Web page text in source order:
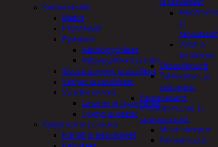
ja
Viilat ja
teräketjut
Oksasilppurit
Tukkisakset ja
sahapukit
Painepesurit,
vesiautomaatit ja
uppopumput
Muut pumput
Painepesurit
Kodintekstiilit
Matot
Pöytäliinat
Pyyhkeet
Keittiöpyyhkeet
Kylpypyyhkeet ja takit
Sisustustyynyt ja päälliset
Verhot ja tarvikkeet
Vuodevaatteet
Lakanat ja tyynynlinat
Tyynyt ja peitot
Kylpyhuone ja sauna
Harjat ja pesuaineet